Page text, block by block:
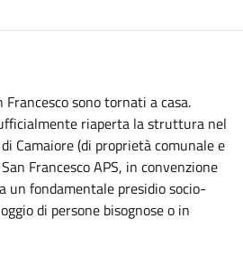
sono tornati a casa.
riaperta la struttura nel
Camaiore (di proprietà comunale e
Francesco APS, in convenzione
un fondamentale presidio socio-
di persone bisognose o in